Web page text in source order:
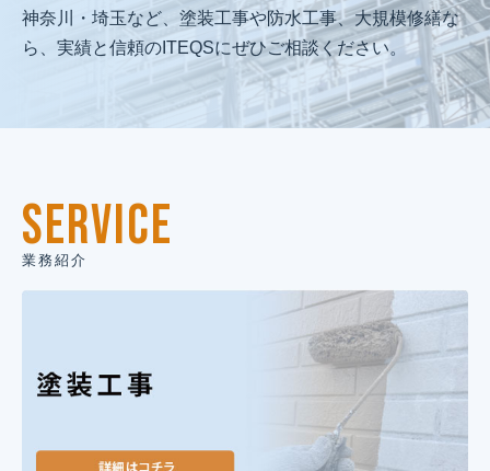
神奈川・埼玉など、塗装工事や防水工事、大規模修繕な
ら、実績と信頼のITEQSにぜひご相談ください。
SERVICE
業務紹介